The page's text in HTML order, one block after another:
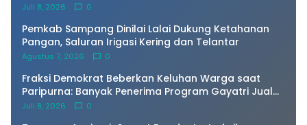
Juli 8, 2026 0
Pemkab Sampang Dinilai Lalai Dukung Ketahanan
Pangan, Saluran Irigasi Kering dan Telantar
Agustus 7, 2026 0
Fraksi Demokrat Beberkan Keluhan Warga saat
Paripurna: Banyak Penerima Program Gayatri Jual
Ayam dan Kandangnya
Juli 8, 2026 0